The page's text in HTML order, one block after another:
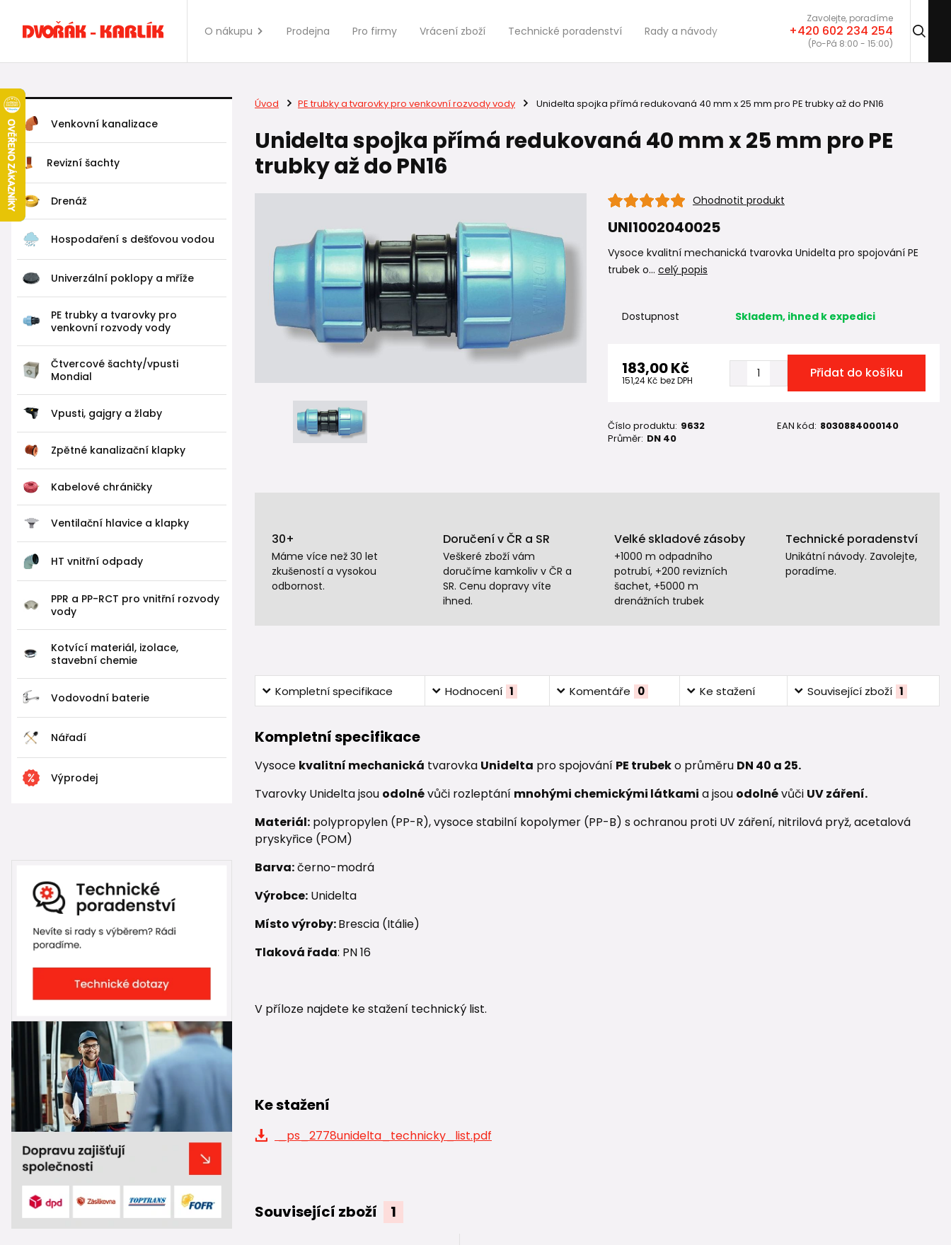
O nákupu Prodejna Pro firmy Vrácení zboží Technické poradenství Rady a návody
Zavolejte, poradíme
+420 602 234 254
(Po-Pá 8:00 - 15:00)
Venkovní kanalizace
Revizní šachty
Drenáž
Hospodaření s dešťovou vodou
Univerzální poklopy a mříže
PE trubky a tvarovky pro
venkovní rozvody vody
Čtvercové šachty/vpusti
Mondial
Vpusti, gajgry a žlaby
Zpětné kanalizační klapky
Kabelové chráničky
Ventilační hlavice a klapky
HT vnitřní odpady
PPR a PP-RCT pro vnitřní rozvody
vody
Kotvící materiál, izolace,
stavební chemie
Vodovodní baterie
Nářadí
Výprodej
Úvod PE trubky a tvarovky pro venkovní rozvody vody Unidelta spojka přímá redukovaná 40 mm x 25 mm pro PE trubky až do PN16
Unidelta spojka přímá redukovaná 40 mm x 25 mm pro PE
trubky až do PN16
Ohodnotit produkt
UNI1002040025
Vysoce kvalitní mechanická tvarovka Unidelta pro spojování PE
trubek o... celý popis
Dostupnost Skladem, ihned k expedici
183,00 Kč
151,24 Kč bez DPH Přidat do košíku
Číslo produktu: 9632 EAN kód: 8030884000140
Průměr: DN 40
30+
Máme více než 30 let
zkušeností a vysokou
odbornost.
Doručení v ČR a SR
Veškeré zboží vám
doručíme kamkoliv v ČR a
SR. Cenu dopravy víte
ihned.
Velké skladové zásoby
+1000 m odpadního
potrubí, +200 revizních
šachet, +5000 m
drenážních trubek
Technické poradenství
Unikátní návody. Zavolejte,
poradíme.
Kompletní specifikace Hodnocení 1 Komentáře 0 Ke stažení Související zboží 1
Kompletní specifikace
Vysoce kvalitní mechanická tvarovka Unidelta pro spojování PE trubeko průměru DN 40 a 25.
Tvarovky Unidelta jsou odolnévůči rozleptání mnohými chemickými látkami a jsou odolnévůči UV záření.
Materiál:polypropylen (PP-R), vysoce stabilní kopolymer (PP-B) s ochranou proti UV záření, nitrilová pryž, acetalová
pryskyřice (POM)
Barva:černo-modrá
Výrobce:Unidelta
Místo výroby:Brescia (Itálie)
Tlaková řada: PN 16
V příloze najdete ke stažení technický list.
Ke stažení
_ps_2778unidelta_technicky_list.pdf
Související zboží 1